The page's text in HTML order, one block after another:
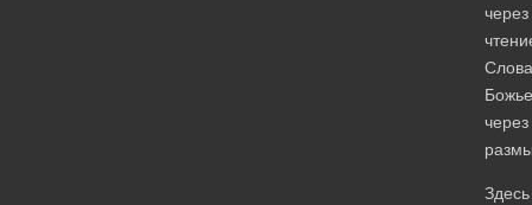
через
Слова
через
Здесь